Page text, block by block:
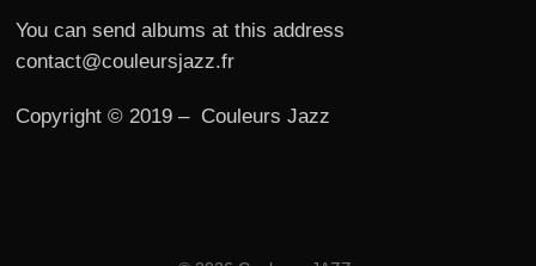
You can send albums at this address
contact@couleursjazz.fr
Copyright © 2019 – Couleurs Jazz